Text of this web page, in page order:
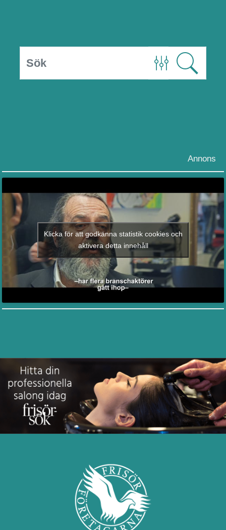
Annons
Klicka för att godkänna statistik cookies och
aktivera detta innehåll